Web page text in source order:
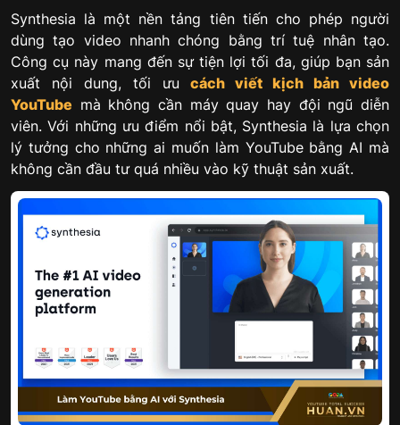
Synthesia là một nền tảng tiên tiến cho phép người
dùng tạo video nhanh chóng bằng trí tuệ nhân tạo.
Công cụ này mang đến sự tiện lợi tối đa, giúp bạn sản
xuất nội dung, tối ưucách viết kịch bản video
YouTube mà không cần máy quay hay đội ngũ diễn
viên. Với những ưu điểm nổi bật, Synthesia là lựa chọn
lý tưởng cho những ai muốn làm YouTube bằng AI mà
không cần đầu tư quá nhiều vào kỹ thuật sản xuất.